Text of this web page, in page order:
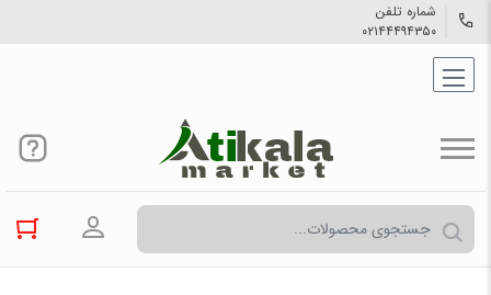
شماره تلفن
۰۲۱۴۴۴۹۴۳۵۰
ورود به